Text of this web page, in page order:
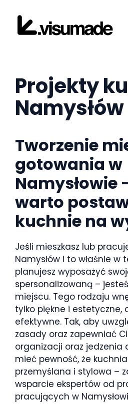
treści
Projekty
Namysłów
Tworzenie
gotowania w
Namysłowie
warto
kuchnie na
Jeśli mieszkasz lub
Namysłów i to właśnie w
planujesz wyposażyć
spersonalizowaną –
miejscu. Tego rodzaju
tylko piękne i estetyczne,
efektywne. Tak, aby
zasady oraz zapewniać
organizacji oraz jedzenia
mieć pewność, że
przemyślana i stylowa –
wsparcie ekspertów od
pracujących w